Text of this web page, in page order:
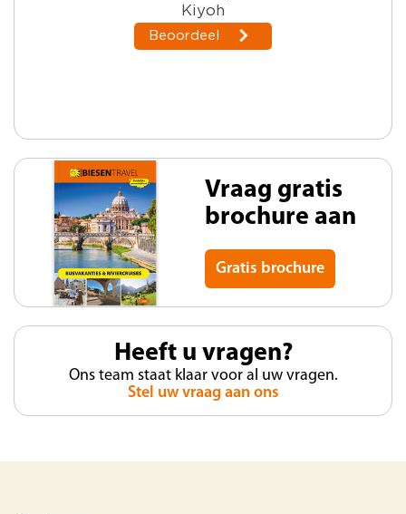
Vraag gratis
brochure aan
Gratis brochure
Heeft u vragen?
Ons team staat klaar voor al uw vragen.
Stel uw vraag aan ons